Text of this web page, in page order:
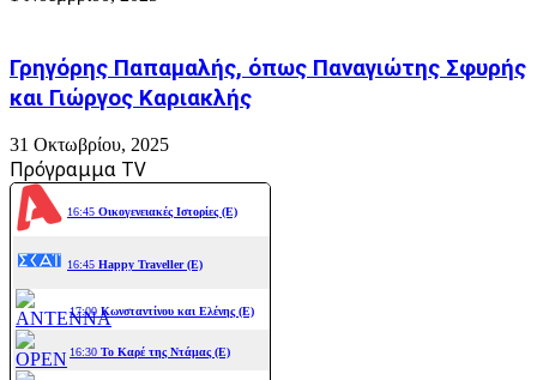
Γρηγόρης Παπαμαλής, όπως Παναγιώτης Σφυρής
και Γιώργος Καριακλής
31 Οκτωβρίου, 2025
Πρόγραμμα TV